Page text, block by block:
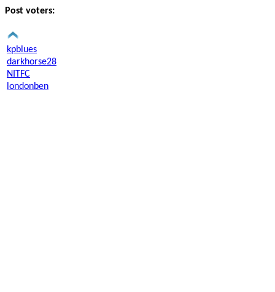
Post voters:
kpblues
darkhorse28
NITFC
londonben